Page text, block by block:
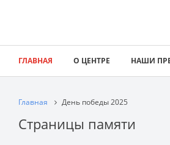
ГЛАВНАЯ О ЦЕНТРЕ НАШИ
Главная День победы 2025
Страницы памяти